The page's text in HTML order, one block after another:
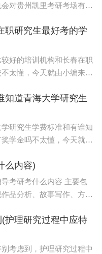
对贵州凯里考研考场有哪
别忘了关注本站，现在就
职研究生最好考的学
好的培训机构和长春在职
太懂，今天就由小编来为
研在职考研最容易的学校
知道青海大学研究生
研究生学费标准和有谁知
学金吗不太懂，今天就由
录青海大学研究生复试流
究生有奖学金吗
么内容)
考研考什么内容 主要包
品分析、故事写作、方案
(1)文艺常识文艺常识考
的文学和艺术
护理研究过程中应特
考虑到，护理研究过程中